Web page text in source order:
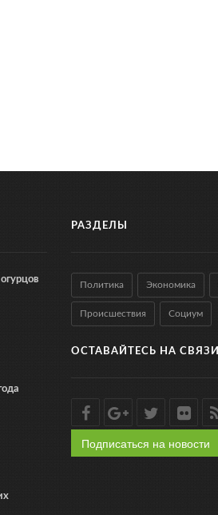
РАЗДЕЛЫ
Политика Экономика
Происшествия Социум
ОСТАВАЙТЕСЬ НА СВЯЗИ
Подписаться на новости